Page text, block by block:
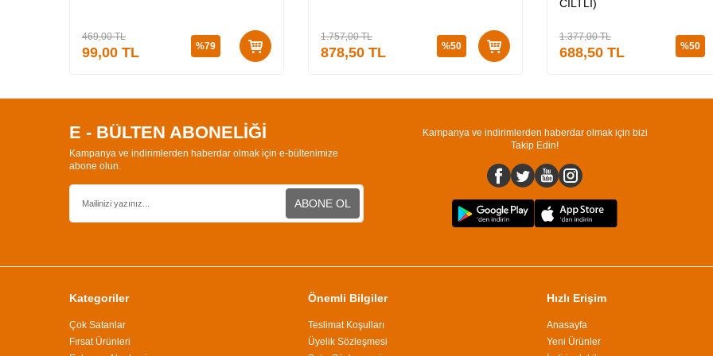
469,00TL
99,00 TL %79
1.757,00TL
878,50 TL %50
CİLTLİ)
1.377,00TL
688,50 TL %50
E - BÜLTEN ABONELİĞİ
Kampanya ve indirimlerden haberdar olmak için e-bültenimize
abone olun.
ABONE OL
Kampanya ve indirimlerden haberdar olmak için bizi
Takip Edin!
Kategoriler
Çok Satanlar
Fırsat Ürünleri
Önemli Bilgiler
Teslimat Koşulları
Üyelik Sözleşmesi
Hızlı Erişim
Anasayfa
Yeni Ürünler